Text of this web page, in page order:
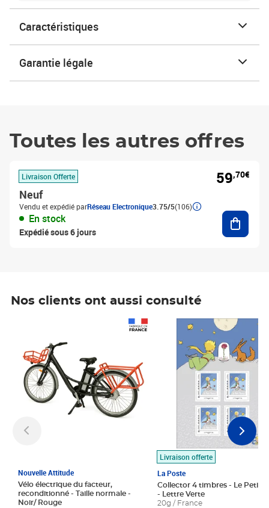
Caractéristiques
Garantie légale
Toutes les autres offres
Livraison Offerte
Neuf
Vendu et expédié parRéseau Electronique3.75/5(106)
En stock
Expédié sous 6 jours
59,70€
Nos clients ont aussi consulté
Nouvelle Attitude
Vélo électrique du facteur,
reconditionné - Taille normale -
Noir/ Rouge
Livraison offerte
La Poste
Collector 4 timbres - Le Petit
- Lettre Verte
20g / France
Prix 7,50€